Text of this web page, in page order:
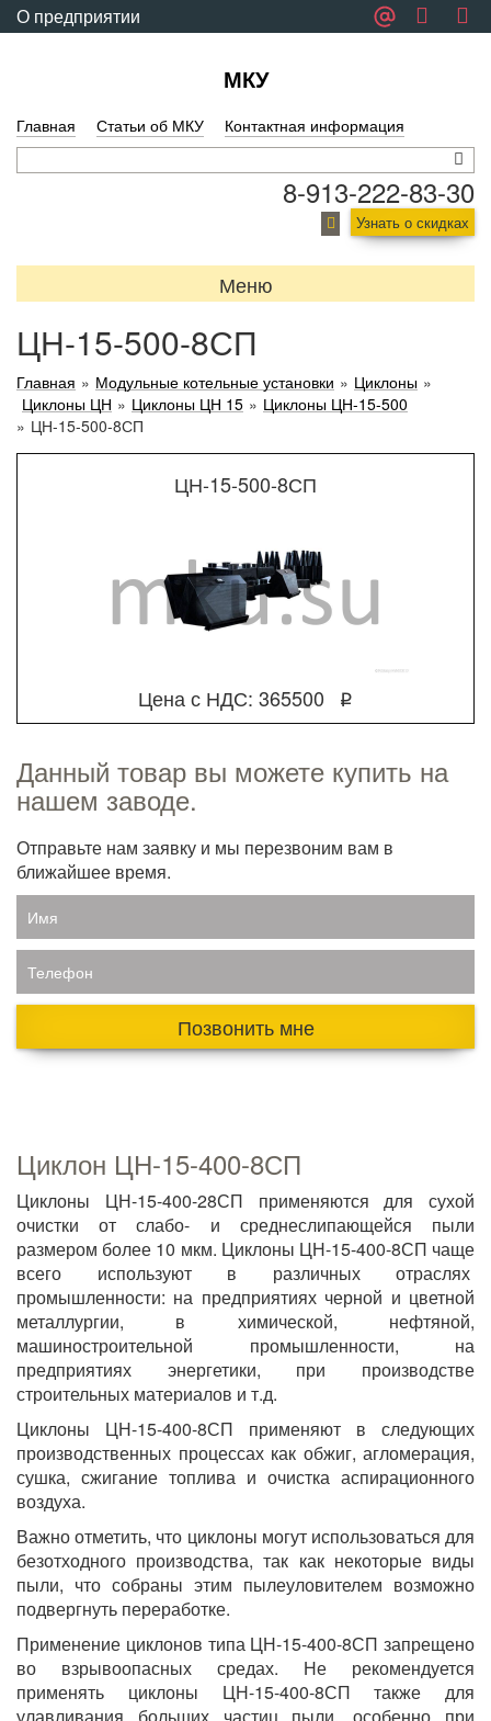
О предприятии
МКУ
Главная Статьи об МКУ Контактная информация
8-913-222-83-30
Узнать о скидках
Меню
ЦН-15-500-8СП
Главная » Модульные котельные установки » Циклоны »
Циклоны ЦН » Циклоны ЦН 15 » Циклоны ЦН-15-500
» ЦН-15-500-8СП
ЦН-15-500-8СП
Цена с НДС: 365500 q
Данный товар вы можете купить на
нашем заводе.
Отправьте нам заявку и мы перезвоним вам в
ближайшее время.
Имя
Телефон
Позвонить мне
Циклон ЦН-15-400-8СП
Циклоны ЦН-15-400-28СП применяются для сухой
очистки от слабо- и среднеслипающейся пыли
размером более 10 мкм. Циклоны ЦН-15-400-8СП чаще
всего используют в различных отраслях
промышленности: на предприятиях черной и цветной
металлургии, в химической, нефтяной,
машиностроительной промышленности, на
предприятиях энергетики, при производстве
строительных материалов и т.д.
Циклоны ЦН-15-400-8СП применяют в следующих
производственных процессах как обжиг, агломерация,
сушка, сжигание топлива и очистка аспирационного
воздуха.
Важно отметить, что циклоны могут использоваться для
безотходного производства, так как некоторые виды
пыли, что собраны этим пылеуловителем возможно
подвергнуть переработке.
Применение циклонов типа ЦН-15-400-8СП запрещено
во взрывоопасных средах. Не рекомендуется
применять циклоны ЦН-15-400-8СП также для